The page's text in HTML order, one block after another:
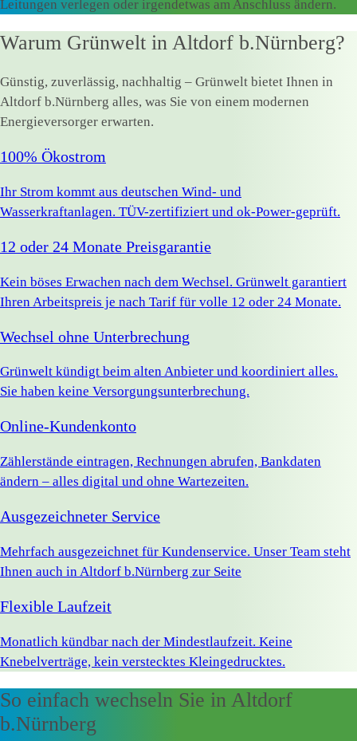
Leitungen verlegen oder irgendetwas am Anschluss ändern.
Warum Grünwelt in Altdorf b.Nürnberg?
Günstig, zuverlässig, nachhaltig – Grünwelt bietet Ihnen in
Altdorf b.Nürnberg alles, was Sie von einem modernen
Energieversorger erwarten.
100% Ökostrom
Ihr Strom kommt aus deutschen Wind- und
Wasserkraftanlagen. TÜV-zertifiziert und ok-Power-geprüft.
12 oder 24 Monate Preisgarantie
Kein böses Erwachen nach dem Wechsel. Grünwelt garantiert
Ihren Arbeitspreis je nach Tarif für volle 12 oder 24 Monate.
Wechsel ohne Unterbrechung
Grünwelt kündigt beim alten Anbieter und koordiniert alles.
Sie haben keine Versorgungsunterbrechung.
Online-Kundenkonto
Zählerstände eintragen, Rechnungen abrufen, Bankdaten
ändern – alles digital und ohne Wartezeiten.
Ausgezeichneter Service
Mehrfach ausgezeichnet für Kundenservice. Unser Team steht
Ihnen auch in Altdorf b.Nürnberg zur Seite
Flexible Laufzeit
Monatlich kündbar nach der Mindestlaufzeit. Keine
Knebelverträge, kein verstecktes Kleingedrucktes.
So einfach wechseln Sie in Altdorf
b.Nürnberg